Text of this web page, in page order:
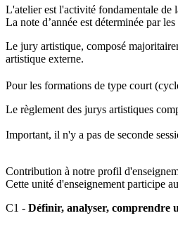
L'atelier est l'activité fondamentale de
La note d’année est déterminée par
Le jury artistique, composé
artistique externe.
Pour les formations de type court
Le règlement des jurys artistiques
Important, il n'y a pas de seconde
Contribution à notre profil
Cette unité d'enseignement participe
C1 - Définir, analyser, comprendre